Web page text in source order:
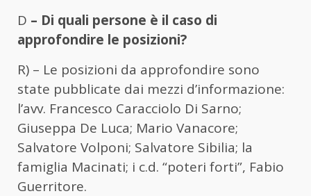
D – Di quali persone è il caso di
approfondire le posizioni?
R) – Le posizioni da approfondire sono
state pubblicate dai mezzi d’informazione:
l’avv. Francesco Caracciolo Di Sarno;
Giuseppa De Luca; Mario Vanacore;
Salvatore Volponi; Salvatore Sibilia; la
famiglia Macinati; i c.d. “poteri forti”, Fabio
Guerritore.